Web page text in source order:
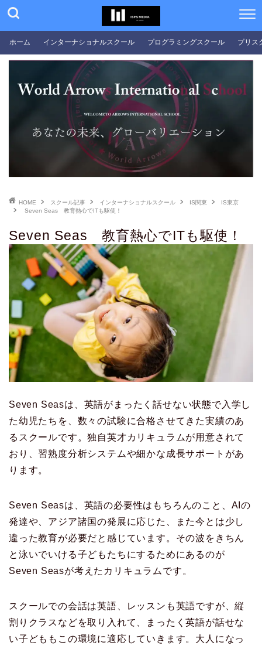
ホーム インターナショナルスクール プログラミングスクール プリス
HOME スクール記事 インターナショナルスクール IS関東
IS東京
Seven Seas 教育熱心でITも駆使！
Seven Seas 教育熱心でITも駆使！
Seven Seasは、英語がまったく話せない状態で入学し
た幼児たちを、数々の試験に合格させてきた実績のあ
るスクールです。独自英才カリキュラムが用意されて
おり、習熟度分析システムや細かな成長サポートがあ
ります。
Seven Seasは、英語の必要性はもちろんのこと、AIの
発達や、アジア諸国の発展に応じた、また今とは少し
違った教育が必要だと感じています。その波をきちん
と泳いでいける子どもたちにするためにあるのが
Seven Seasが考えたカリキュラムです。
スクールでの会話は英語、レッスンも英語ですが、縦
割りクラスなどを取り入れて、まったく英語が話せな
い子どももこの環境に適応していきます。大人になっ